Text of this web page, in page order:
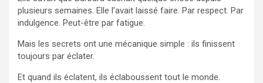
plusieurs semaines. Elle l’avait laissé faire. Par respect. Par
indulgence. Peut-être par fatigue.
Mais les secrets ont une mécanique simple : ils finissent
toujours par éclater.
Et quand ils éclatent, ils éclaboussent tout le monde.